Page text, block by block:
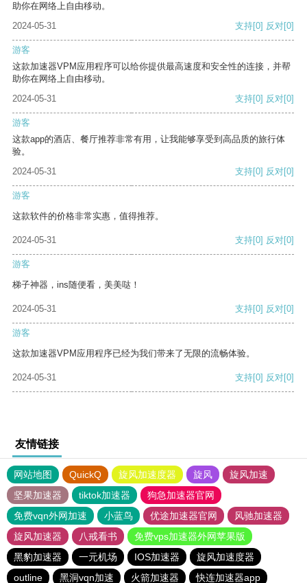
助你在网络上自由移动。
2024-05-31
支持[0] 反对[0]
游客
这款加速器VPM应用程序可以给你提供最高速度和安全性的连接，并帮
助你在网络上自由移动。
2024-05-31
支持[0] 反对[0]
游客
这款app的酒店、餐厅推荐非常有用，让我能够享受到高品质的旅行体
验。
2024-05-31
支持[0] 反对[0]
游客
这款软件的价格非常实惠，值得推荐。
2024-05-31 支持[0] 反对[0]
游客
梯子神器，ins随便看，美美哒！
2024-05-31 支持[0] 反对[0]
游客
这款加速器VPM应用程序已经为我们带来了无限的流畅体验。
2024-05-31 支持[0] 反对[0]
友情链接
网站地图 QuickQ 旋风加速度器 旋风
旋风加速
坚果加速器
tiktok加速器
狗急加速器官网
免费vqn外网加速
小蓝鸟 优途加速器官网
风驰加速器
旋风加速器
八戒看书
免费vps加速器外网苹果版
黑豹加速器
一元机场 IOS加速器
旋风加速度器
outline
黑洞vqn加速 火箭加速器 快连加速器app